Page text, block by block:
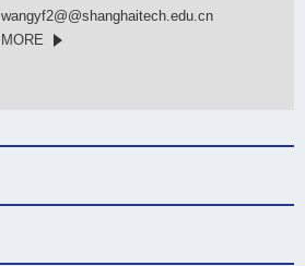
wangyf2@@shanghaitech.edu.cn
MORE